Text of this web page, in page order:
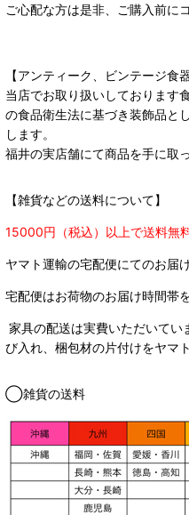
ご心配な方は是非、ご購入前に
【アンティーク、ビンテージ食
当店でお取り扱いしております
の食品衛生法に基づき装飾品と
します。
福井の実店舗にて商品を手に取
【雑貨などの送料について】
15000円（税込）以上で送料無
ヤマト運輸の宅配便にてのお届
宅配便はお荷物のお届け時間帯
家具の配送は実費いただいて
び入れ、梱包材の片付けをヤマ
◯雑貨の送料